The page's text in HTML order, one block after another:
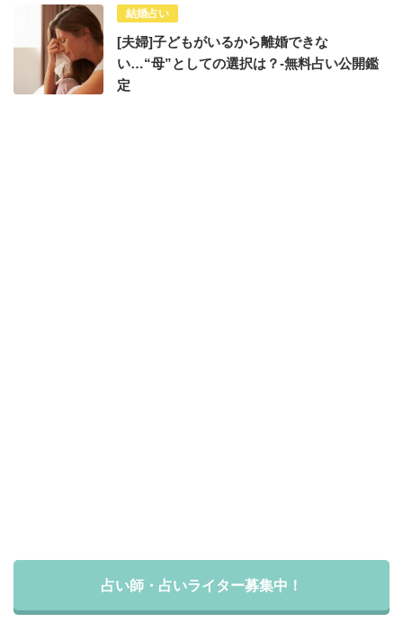
結婚占い
[夫婦]子どもがいるから離婚できな
い…“母”としての選択は？-無料占い公開鑑
定
占い師・占いライター募集中！